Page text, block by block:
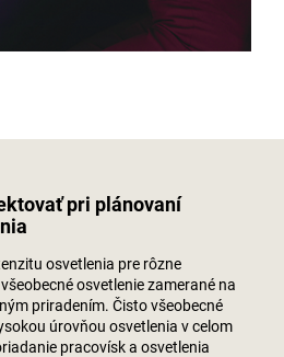
pri plánovaní
osvetlenia pre rôzne
osvetlenie zamerané na
priradením. Čisto všeobecné
úrovňou osvetlenia v celom
pracovísk a osvetlenia